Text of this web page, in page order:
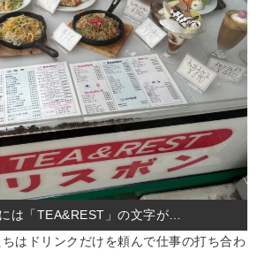
は「TEA&REST」の文字が…
はドリンクだけを頼んで仕事の打ち合わ